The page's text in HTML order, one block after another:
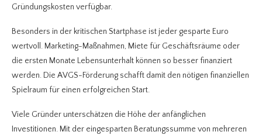
Gründungskosten verfügbar.
Besonders in der kritischen Startphase ist jeder gesparte Euro
wertvoll. Marketing-Maßnahmen, Miete für Geschäftsräume oder
die ersten Monate Lebensunterhalt können so besser finanziert
werden. Die AVGS-Förderung schafft damit den nötigen finanziellen
Spielraum für einen erfolgreichen Start.
Viele Gründer unterschätzen die Höhe der anfänglichen
Investitionen. Mit der eingesparten Beratungssumme von mehreren